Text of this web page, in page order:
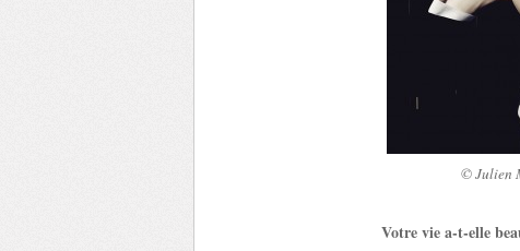
© Julien
Votre vie a-t-elle